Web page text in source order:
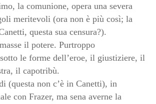
la comunione, opera una severa
meritevoli (ora non è più così; la
questa sua censura?).
il potere. Purtroppo
le forme dell’eroe, il giustiziere, il
il capotribù.
(questa non c’è in Canetti), in
con Frazer, ma sena averne la